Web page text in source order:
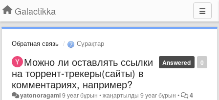
Galactikka
Обратная связь Сұрақтар
0
Answered
Можно ли оставлять ссылки
на торрент-трекеры(сайты) в
комментариях, например?
yatonoragami9 year бұрын •жаңартылды9 year бұрын • 4